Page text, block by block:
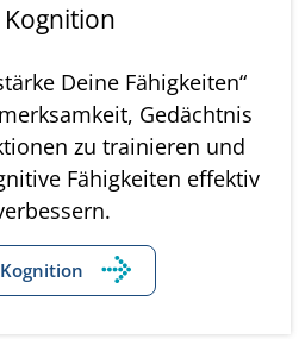
Kognition
Deine Fähigkeiten“
Gedächtnis
zu trainieren und
Fähigkeiten effektiv